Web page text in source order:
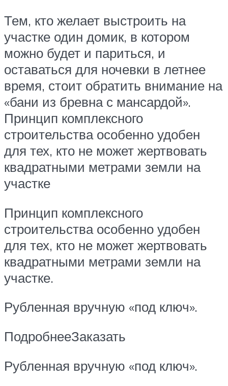
Тем, кто желает выстроить на
участке один домик, в котором
можно будет и париться, и
оставаться для ночевки в летнее
время, стоит обратить внимание на
«бани из бревна с мансардой».
Принцип комплексного
строительства особенно удобен
для тех, кто не может жертвовать
квадратными метрами земли на
участке
Принцип комплексного
строительства особенно удобен
для тех, кто не может жертвовать
квадратными метрами земли на
участке.
Рубленная вручную «под ключ».
ПодробнееЗаказать
Рубленная вручную «под ключ».